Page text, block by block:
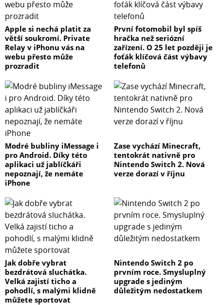
Apple si nechá platit za
větší soukromí. Private
Relay v iPhonu vás na
webu přesto může
prozradit
První fotomobil byl spíš
hračka než seriózní
zařízení. O 25 let později je
foťák klíčová část výbavy
telefonů
Modré bubliny iMessage i
pro Android. Díky této
aplikaci už jablíčkáři
nepoznají, že nemáte
iPhone
Zase vychází Minecraft,
tentokrát nativně pro
Nintendo Switch 2. Nová
verze dorazí v říjnu
Jak dobře vybrat
bezdrátová sluchátka.
Velká zajistí ticho a
pohodlí, s malými klidně
můžete sportovat
Nintendo Switch 2 po
prvním roce. Smysluplný
upgrade s jediným
důležitým nedostatkem